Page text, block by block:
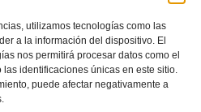
utilizamos tecnologías como las
a la información del dispositivo. El
nos permitirá procesar datos como el
identificaciones únicas en este sitio.
puede afectar negativamente a
instalaciones y servicios
6, 2025
para empadronamiento en